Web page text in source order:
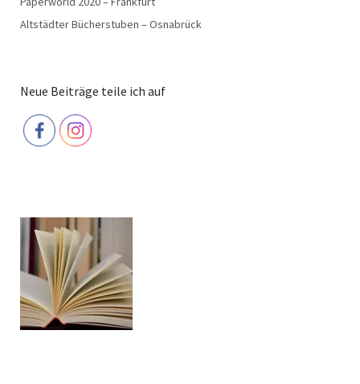
Altstädter Bücherstuben – Osnabrück
Neue Beiträge teile ich auf